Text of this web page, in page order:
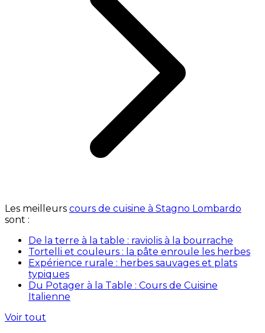
Les meilleurs cours de cuisine à Stagno Lombardo
sont :
De la terre à la table : raviolis à la bourrache
Tortelli et couleurs : la pâte enroule les herbes
Expérience rurale : herbes sauvages et plats
typiques
Du Potager à la Table : Cours de Cuisine
Italienne
Voir tout